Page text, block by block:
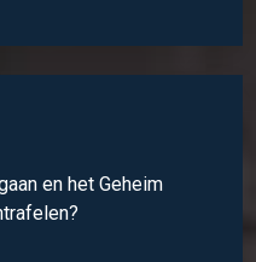
en het Geheim